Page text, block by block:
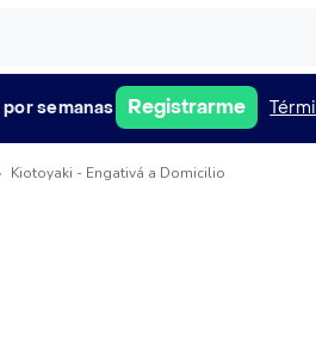
semanas Registrarme
Kiotoyaki - Engativá a Domicilio